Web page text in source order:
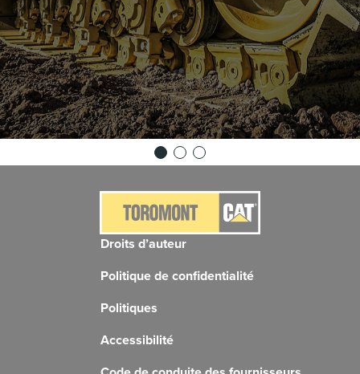
Droits d’auteur
Politique de confidentialité
Politiques
Accessibilité